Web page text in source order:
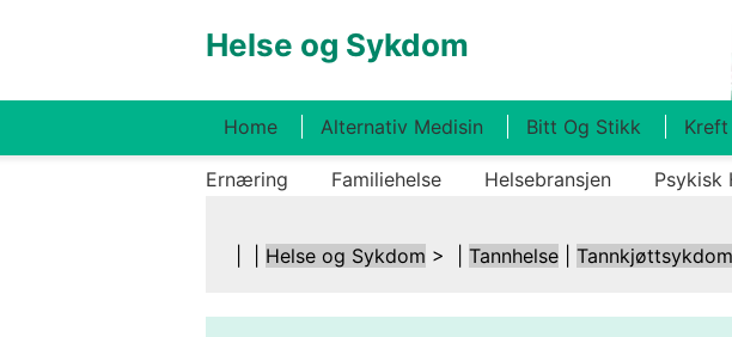
Helse og Sykdom
Home Alternativ Medisin Bitt Og Stikk Kreft
Ernæring Familiehelse Helsebransjen Psykisk
Helse og Sykdom > | Tannhelse Tannkjøttsykdom